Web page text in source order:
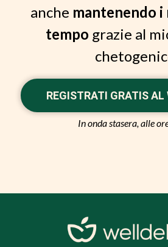
anche mantenendo
tempo grazie al
REGISTRATI GRATIS AL
In onda stasera, alle